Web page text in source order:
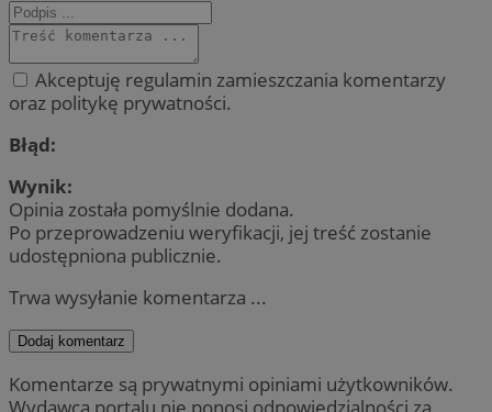
Akceptuję regulamin zamieszczania komentarzy
oraz politykę prywatności.
Błąd:
Wynik:
Opinia została pomyślnie dodana.
Po przeprowadzeniu weryfikacji, jej treść zostanie
udostępniona publicznie.
Trwa wysyłanie komentarza ...
Dodaj komentarz
Komentarze są prywatnymi opiniami użytkowników.
Wydawca portalu nie ponosi odpowiedzialności za